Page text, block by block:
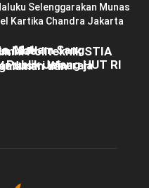
Selenggarakan Munas
Kartika Chandra Jakarta
Makam Sang
Jelang HUT RI
MoU
Industri Wiraraja
Politeknik STIA
dan